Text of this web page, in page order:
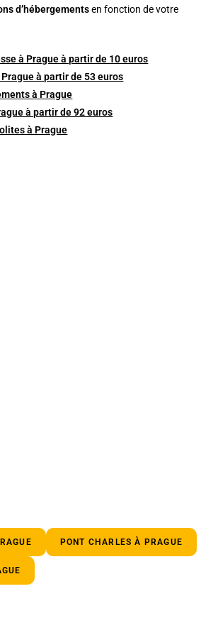
d’hébergements en fonction de votre
à Prague à partir de 10 euros
à partir de 53 euros
à Prague
à partir de 92 euros
à Prague
PONT CHARLES À PRAGUE